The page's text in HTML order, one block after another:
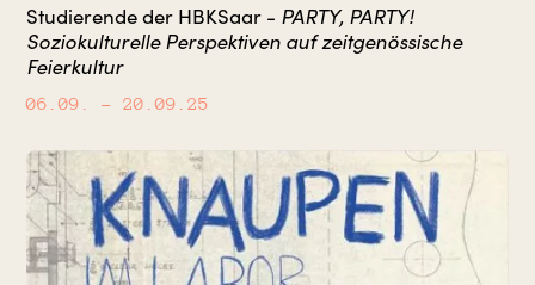
Studierende der HBKSaar - PARTY, PARTY!
Soziokulturelle Perspektiven auf zeitgenössische
Feierkultur
06.09. – 20.09.25